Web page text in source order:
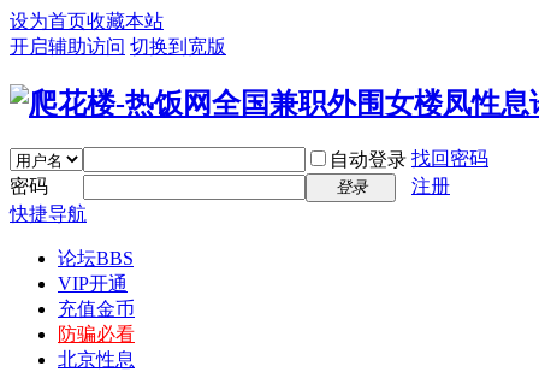
设为首页收藏本站
开启辅助访问 切换到宽版
自动登录 找回密码
密码
登录
注册
快捷导航
论坛BBS
VIP开通
充值金币
防骗必看
北京性息